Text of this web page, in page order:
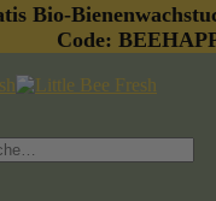
Bio-
Code: